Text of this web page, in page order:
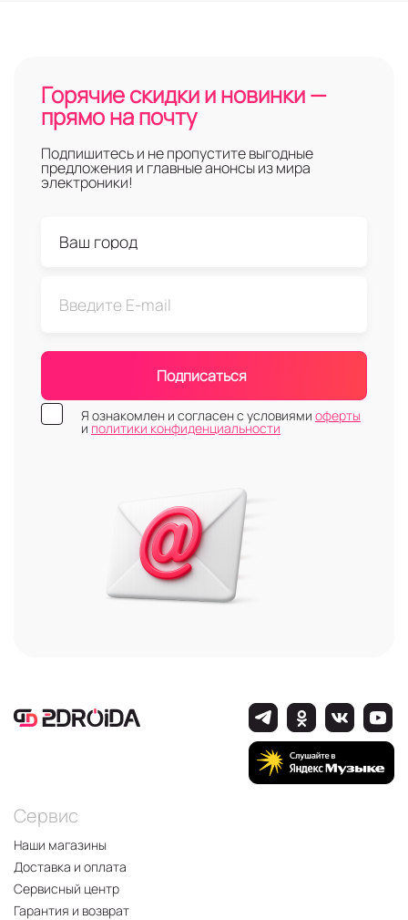
Горячие скидки и новинки —
прямо на почту
Подпишитесь и не пропустите выгодные
предложения и главные анонсы из мира
электроники!
Подписаться
Я ознакомлен и согласен с условиями оферты
и политики конфиденциальности
Сервис
Наши магазины
Доставка и оплата
Сервисный центр
Гарантия и возврат